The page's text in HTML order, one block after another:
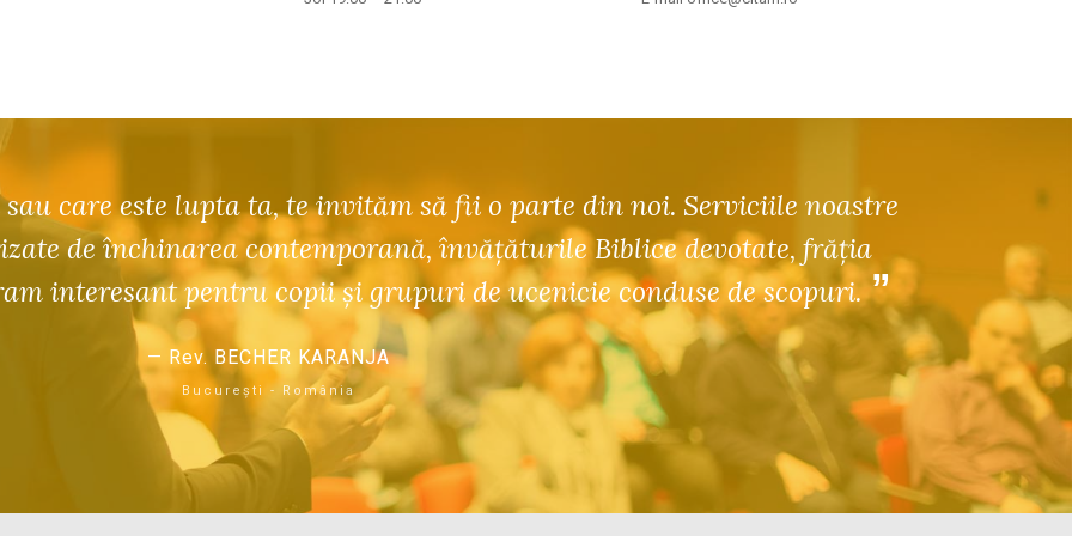
care este lupta ta, te invităm să fii o parte din noi. Serviciile noastre
de închinarea contemporană, învățăturile Biblice devotate, frăția
interesant pentru copii și grupuri de ucenicie conduse de scopuri.
Rev. BECHER KARANJA
București - România